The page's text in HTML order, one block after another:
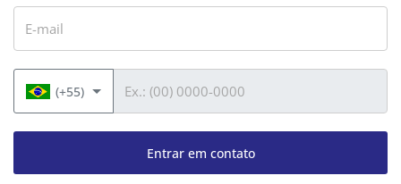
(+55)
Entrar em contato